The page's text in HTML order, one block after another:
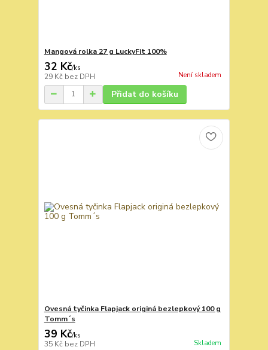
Mangová rolka 27 g LuckyFit 100%
32 Kč/ks
29 Kč bez DPH Není skladem
Přidat do košíku
Ovesná tyčinka Flapjack originá bezlepkový 100 g
Tomm´s
39 Kč/ks
35 Kč bez DPH Skladem